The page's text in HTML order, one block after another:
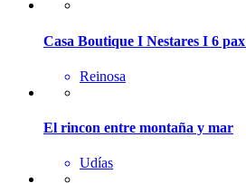
Casa Boutique I Nestares I 6
Reinosa
El rincon entre montaña y mar
Udías